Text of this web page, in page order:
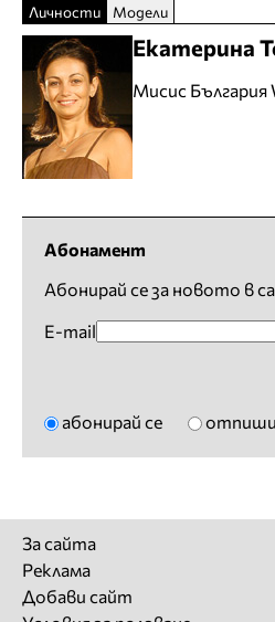
Личности Модели
Екатерина
Мисис България
Абонамент
Абонирай се за новото в
E-mail
абонирай се отпиши
За сайта
Реклама
Добави сайт